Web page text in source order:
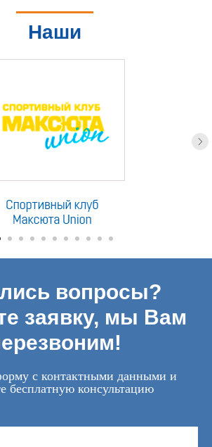
Наши
вопросы?
заявку, мы Вам
с контактными данными и
бесплатную консультацию